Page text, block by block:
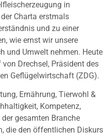
in
Charta erstmals
und zu einer
wie ernst wir unsere
und Umwelt nehmen. Heute
Drechsel, Präsident des
Geflügelwirtschaft (ZDG).
Ernährung, Tierwohl &
Kompetenz,
gesamten Branche
die den öffentlichen Diskurs